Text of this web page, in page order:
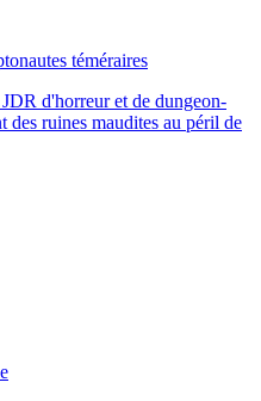
téméraires
d'horreur et de dungeon-
des ruines maudites au péril de